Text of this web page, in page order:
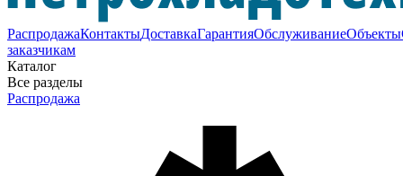
РаспродажаКонтактыДоставкаГарантияОбслуживаниеОбъекты
заказчикам
Каталог
Все разделы
Распродажа